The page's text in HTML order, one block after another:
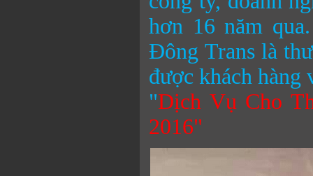
hơn 16 năm
ĐôngTrans là
được khách hàng
"Dịch Vụ Cho
2016"